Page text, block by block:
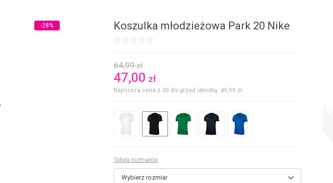
Koszulka młodzieżowa Park 20 Nike
64,99zł
47,00 zł
Najniższa cena z 30 dni przed obniżką: 49,99 zł
Tabela rozmiarów
Wybierz rozmiar
-28%